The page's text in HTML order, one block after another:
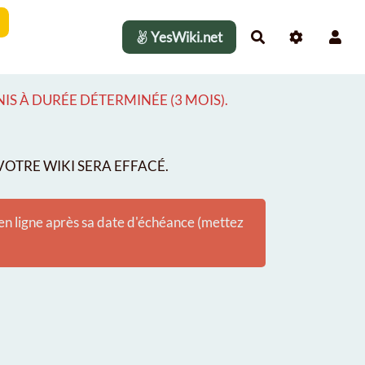
YesWiki.net Rechercher
À DURÉE DÉTERMINÉE (3 MOIS).
WIKI SERA EFFACÉ.
ligne après sa date d'échéance (mettez